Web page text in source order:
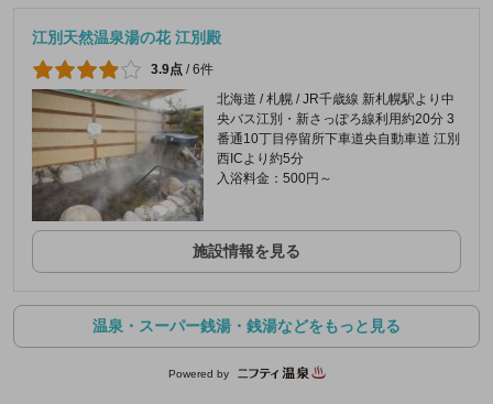
江別天然温泉湯の花 江別殿
3.9点 /6件
北海道 / 札幌 / JR千歳線 新札幌駅より中
央バス江別・新さっぽろ線利用約20分 3
番通10丁目停留所下車道央自動車道 江別
西ICより約5分
入浴料金：500円～
施設情報を見る
温泉・スーパー銭湯・銭湯などをもっと見る
Powered by